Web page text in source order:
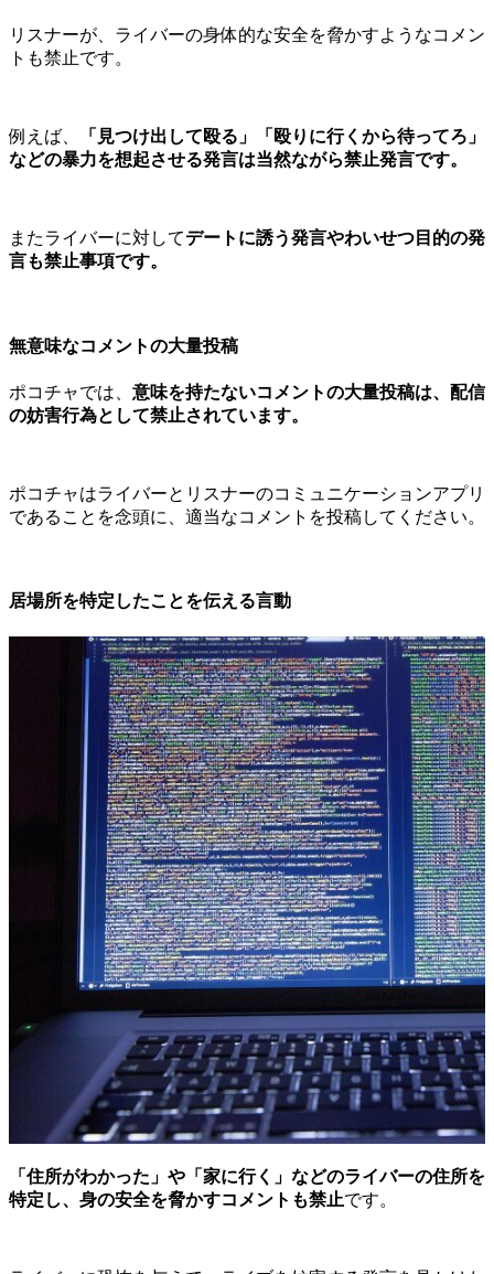
リスナーが、ライバーの身体的な安全を脅かすようなコメン
トも禁止です。
例えば、
「見つけ出して殴る」「殴りに行くから待ってろ」
などの暴力を想起させる発言は当然ながら禁止発言です。
またライバーに対してデートに誘う発言やわいせつ目的の発
言も禁止事項です。
無意味なコメントの大量投稿
ポコチャでは、 意味を持たないコメントの大量投稿は、配信
の妨害行為として禁止されています。
ポコチャはライバーとリスナーのコミュニケーションアプリ
であることを念頭に、適当なコメントを投稿してください。
居場所を特定したことを伝える言動
「住所がわかった」や「家に行く」などのライバーの住所を
特定し、身の安全を脅かすコメントも禁止です。